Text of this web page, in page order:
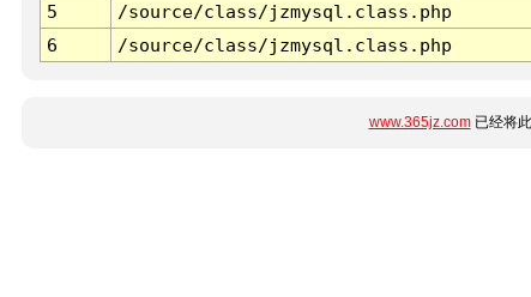
5
/source/class/jzmysql.class.php
6
/source/class/jzmysql.class.php
www.365jz.com已经将